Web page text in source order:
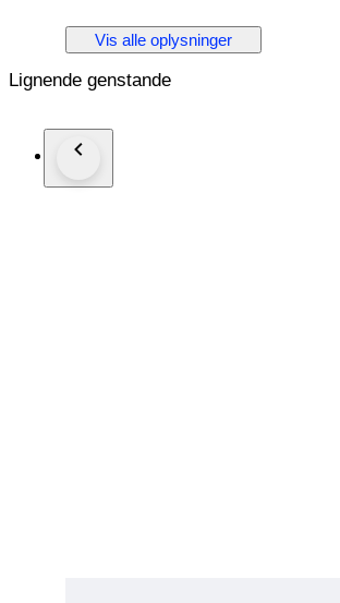
De foto's zeggen alles
Ook nu nog een zeer stijlvol horloge.
Wordt zeer goed verpakt en
Vis alle oplysninger
Lignende genstande